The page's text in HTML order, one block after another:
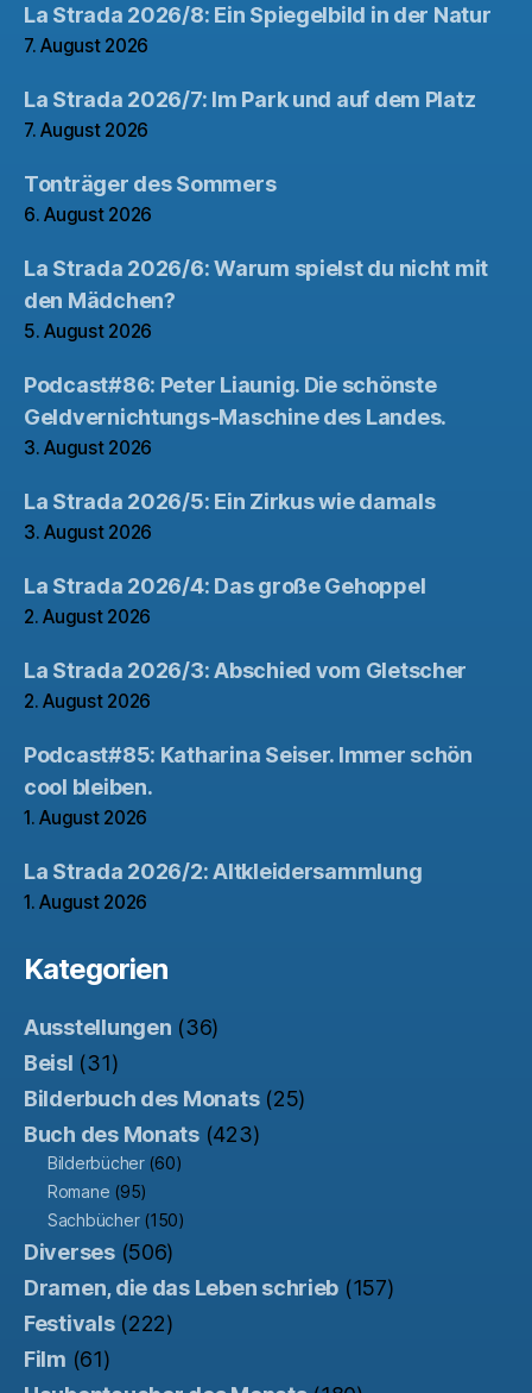
La Strada 2026/8: Ein Spiegelbild in der Natur
7. August 2026
La Strada 2026/7: Im Park und auf dem Platz
7. August 2026
Tonträger des Sommers
6. August 2026
La Strada 2026/6: Warum spielst du nicht mit
den Mädchen?
5. August 2026
Podcast#86: Peter Liaunig. Die schönste
Geldvernichtungs-Maschine des Landes.
3. August 2026
La Strada 2026/5: Ein Zirkus wie damals
3. August 2026
La Strada 2026/4: Das große Gehoppel
2. August 2026
La Strada 2026/3: Abschied vom Gletscher
2. August 2026
Podcast#85: Katharina Seiser. Immer schön
cool bleiben.
1. August 2026
La Strada 2026/2: Altkleidersammlung
1. August 2026
Kategorien
Ausstellungen (36)
Beisl (31)
Bilderbuch des Monats(25)
Buch des Monats(423)
Bilderbücher(60)
Romane (95)
Sachbücher(150)
Diverses(506)
Dramen, die das Leben schrieb (157)
Festivals(222)
Film (61)